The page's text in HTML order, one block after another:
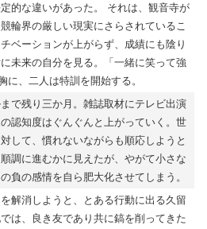
的な違いがあった。 それは、観音寺が
輪界の厳しい現実にさらされているこ
ベーションが上がらず、成績にも陰り
未来の自分を見る。「一緒に笑って強
に、二人は特訓を開始する。
で残り三か月。雑誌取材にテレビ出演
認知度はぐんぐんと上がっていく。世
して、慣れないながらも順応しようと
調に進むかに見えたが、やがて小さな
負の感情を自ら肥大化させてしまう。
解消しようと、とある行動に出る久留
は、良き友であり共に鎬を削ってきた